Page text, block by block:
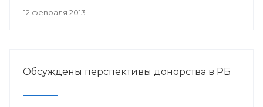
врачи урологи, хирурги, онкологи республики, а
12 февраля 2013
Обсуждены перспективы донорства в РБ